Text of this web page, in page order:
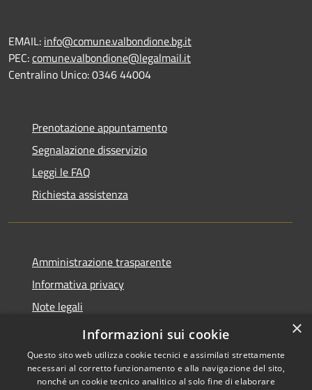
EMAIL: info@comune.valbondione.bg.it
PEC:comune.valbondione@legalmail.it
Centralino Unico: 0346 44004
Prenotazione appuntamento
Segnalazione disservizio
Leggi le FAQ
Richiesta assistenza
Amministrazione trasparente
Informativa privacy
Note legali
Dichiarazione di accessibilità
×
Informazioni sui cookie
Questo sito web utilizza cookie tecnici e assimilati strettamente
necessari al corretto funzionamento e alla navigazione del sito,
nonché un cookie tecnico analitico al solo fine di elaborare